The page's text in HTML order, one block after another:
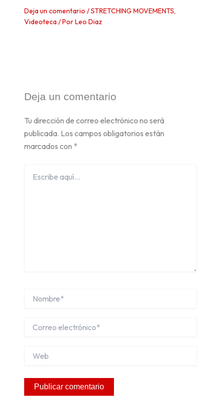
Deja un comentario /STRETCHING MOVEMENTS,
Videoteca/ PorLeo Diaz
Deja un comentario
Tu dirección de correo electrónico no será
publicada. Los campos obligatorios están
marcados con *
aquí...
electrónico*